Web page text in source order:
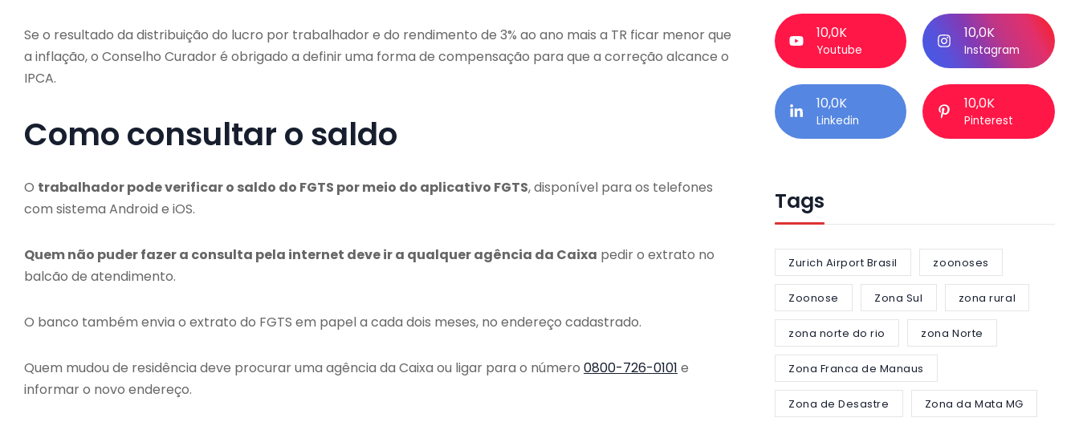
Se o resultado da distribuição do lucro por trabalhador e do rendimento de 3% ao ano mais a TR ficar menor que
a inflação, o Conselho Curador é obrigado a definir uma forma de compensação para que a correção alcance o
IPCA.
Como consultar o saldo
O trabalhador pode verificar o saldo do FGTS por meio do aplicativo FGTS, disponível para os telefones
com sistema Android e iOS.
Quem não puder fazer a consulta pela internet deve ir a qualquer agência da Caixa pedir o extrato no
balcão de atendimento.
O banco também envia o extrato do FGTS em papel a cada dois meses, no endereço cadastrado.
Quem mudou de residência deve procurar uma agência da Caixa ou ligar para o número 0800-726-0101 e
informar o novo endereço.
10,0K
Youtube
10,0K
Instagram
10,0K
Linkedin
10,0K
Pinterest
Tags
Zurich Airport Brasil zoonoses
Zoonose Zona Sul zona rural
zona norte do rio zona Norte
Zona Franca de Manaus
Zona de Desastre Zona da Mata MG